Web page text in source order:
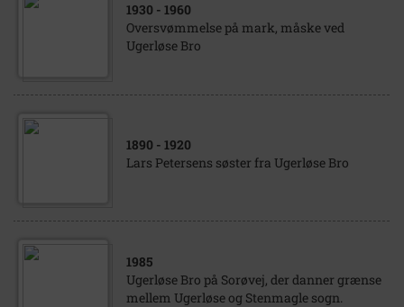
1930 - 1960
Oversvømmelse på mark, måske ved
Ugerløse Bro
1890 - 1920
Lars Petersens søster fra Ugerløse Bro
1985
Ugerløse Bro på Sorøvej, der danner grænse
mellem Ugerløse og Stenmagle sogn.